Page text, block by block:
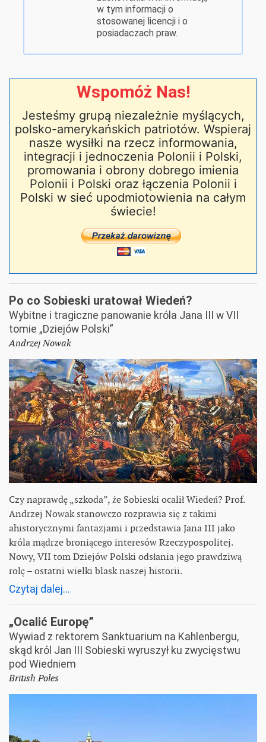
w tym informacji o
stosowanej licencji i o
posiadaczach praw.
Wspomóż Nas!
Jesteśmy grupą niezależnie myślących,
polsko-amerykańskich patriotów. Wspieraj
nasze wysiłki na rzecz informowania,
integracji i jednoczenia Polonii i Polski,
promowania i obrony dobrego imienia
Polonii i Polski oraz łączenia Polonii i
Polski w sieć upodmiotowienia na całym
świecie!
Po co Sobieski uratował Wiedeń?
Wybitne i tragiczne panowanie króla Jana III w VII
tomie „Dziejów Polski”
Andrzej Nowak
Czy naprawdę „szkoda”, że Sobieski ocalił Wiedeń? Prof.
Andrzej Nowak stanowczo rozprawia się z takimi
ahistorycznymi fantazjami i przedstawia Jana III jako
króla mądrze broniącego interesów Rzeczypospolitej.
Nowy, VII tom Dziejów Polski odsłania jego prawdziwą
rolę – ostatni wielki blask naszej historii.
Czytaj dalej...
„Ocalić Europę”
Wywiad z rektorem Sanktuarium na Kahlenbergu,
skąd król Jan III Sobieski wyruszył ku zwycięstwu
pod Wiedniem
British Poles